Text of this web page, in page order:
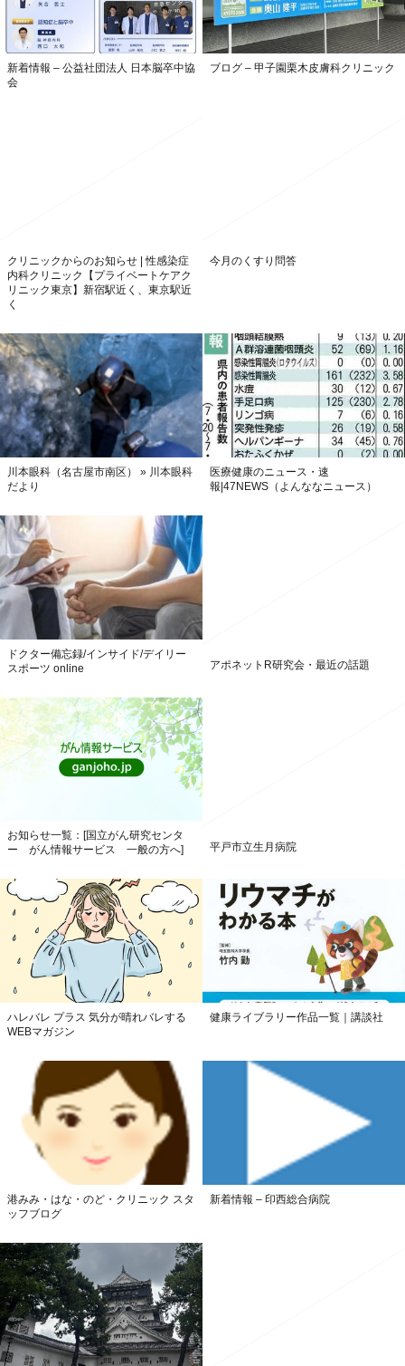
新着情報 – 公益社団法人 日本脳卒中協
会
ブログ – 甲子園栗木皮膚科クリニック
クリニックからのお知らせ | 性感染症
内科クリニック【プライベートケアク
リニック東京】新宿駅近く、東京駅近
く
今月のくすり問答
川本眼科（名古屋市南区） » 川本眼科
だより
医療健康のニュース・速
報|47NEWS（よんななニュース）
ドクター備忘録/インサイド/デイリー
スポーツ online
アポネットR研究会・最近の話題
お知らせ一覧：[国立がん研究センタ
ー がん情報サービス 一般の方へ]
平戸市立生月病院
ハレバレ プラス 気分が晴れバレする
WEBマガジン
健康ライブラリー作品一覧｜講談社
港みみ・はな・のど・クリニック スタ
ッフブログ
新着情報 – 印西総合病院